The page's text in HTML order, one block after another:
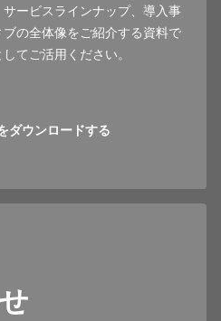
ービスラインナップ、導入事
の全体像をご紹介する資料で
てご活用ください。
ダウンロードする